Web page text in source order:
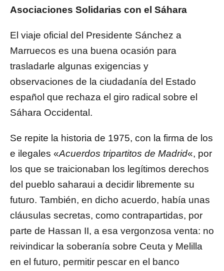
Asociaciones Solidarias con el Sáhara
El viaje oficial del Presidente Sánchez a
Marruecos es una buena ocasión para
trasladarle algunas exigencias y
observaciones de la ciudadanía del Estado
español que rechaza el giro radical sobre el
Sáhara Occidental.
Se repite la historia de 1975, con la firma de los
e ilegales «Acuerdos tripartitos de Madrid«, por
los que se traicionaban los legítimos derechos
del pueblo saharaui a decidir libremente su
futuro. También, en dicho acuerdo, había unas
cláusulas secretas, como contrapartidas, por
parte de Hassan II, a esa vergonzosa venta: no
reivindicar la soberanía sobre Ceuta y Melilla
en el futuro, permitir pescar en el banco